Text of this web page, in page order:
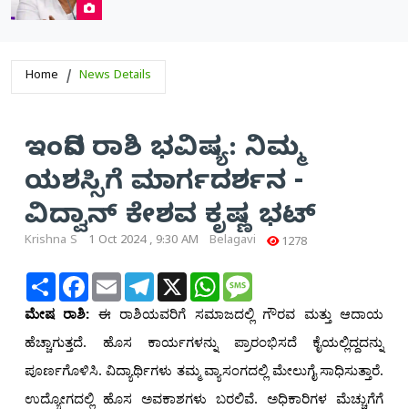
Home News Details
ಇಂದಿನ ರಾಶಿ ಭವಿಷ್ಯ: ನಿಮ್ಮ
ಯಶಸ್ಸಿಗೆ ಮಾರ್ಗದರ್ಶನ -
ವಿದ್ವಾನ್ ಕೇಶವ ಕೃಷ್ಣ ಭಟ್
Krishna S 1 Oct 2024 , 9:30 AM Belagavi 1278
ShareFacebook
Email Telegram
X WhatsApp
ಮೇಷ ರಾಶಿ: ಈ ರಾಶಿಯವರಿಗೆ ಸಮಾಜದಲ್ಲಿ ಗೌರವ ಮತ್ತು ಆದಾಯ
ಹೆಚ್ಚಾಗುತ್ತದೆ. ಹೊಸ ಕಾರ್ಯಗಳನ್ನು ಪ್ರಾರಂಭಿಸದೆ ಕೈಯಲ್ಲಿದ್ದದನ್ನು
ಪೂರ್ಣಗೊಳಿಸಿ. ವಿದ್ಯಾರ್ಥಿಗಳು ತಮ್ಮ ವ್ಯಾಸಂಗದಲ್ಲಿ ಮೇಲುಗೈ ಸಾಧಿಸುತ್ತಾರೆ.
ಉದ್ಯೋಗದಲ್ಲಿ ಹೊಸ ಅವಕಾಶಗಳು ಬರಲಿವೆ. ಅಧಿಕಾರಿಗಳ ಮೆಚ್ಚುಗೆಗೆ